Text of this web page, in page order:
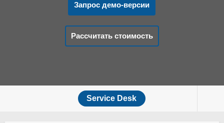
Запрос демо-версии
Рассчитать стоимость
Service Desk